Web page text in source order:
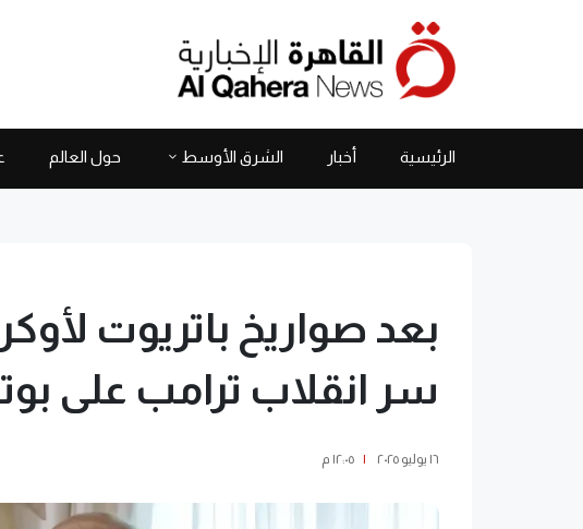
الرئيسية أخبار الشرق الأوسط حول العالم
بعد صواريخ باتريوت
سر انقلاب ترامب على
١٦ يوليو ٢٠٢٥ | ١٢:٠٥ م